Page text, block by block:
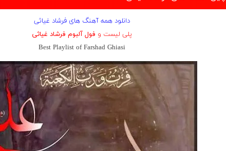
دانلود همه آهنگ های فرشاد غیاثی
پلی لیست و فول آلبوم فرشاد غیاثی
Best Playlist of Farshad Ghiasi